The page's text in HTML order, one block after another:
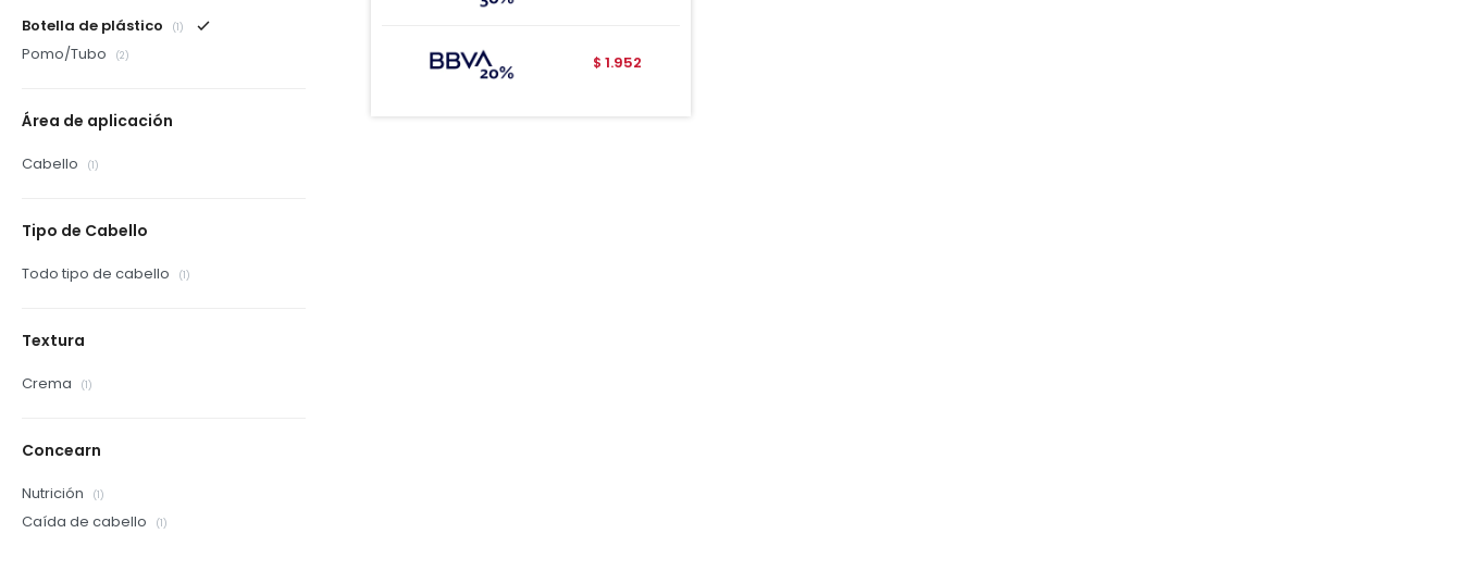
$ 1.952
Botella de plástico (1)
Pomo/Tubo (2)
Área de aplicación
Cabello (1)
Tipo de Cabello
Todo tipo de cabello (1)
Textura
Crema (1)
Concearn
Nutrición (1)
Caída de cabello (1)